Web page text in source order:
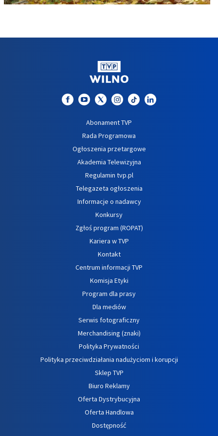
Abonament TVP
Rada Programowa
Ogłoszenia przetargowe
Akademia Telewizyjna
Regulamin tvp.pl
Telegazeta ogłoszenia
Informacje o nadawcy
Konkursy
Zgłoś program (ROPAT)
Kariera w TVP
Kontakt
Centrum informacji TVP
Komisja Etyki
Program dla prasy
Dla mediów
Serwis fotograficzny
Merchandising (znaki)
Polityka Prywatności
Polityka przeciwdziałania nadużyciom i korupcji
Sklep TVP
Biuro Reklamy
Oferta Dystrybucyjna
Oferta Handlowa
Dostępność